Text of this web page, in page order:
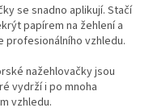
se snadno aplikují. Stačí
papírem na žehlení a
profesionálního vzhledu.
nažehlovačky jsou
vydrží i po mnoha
vzhledu.